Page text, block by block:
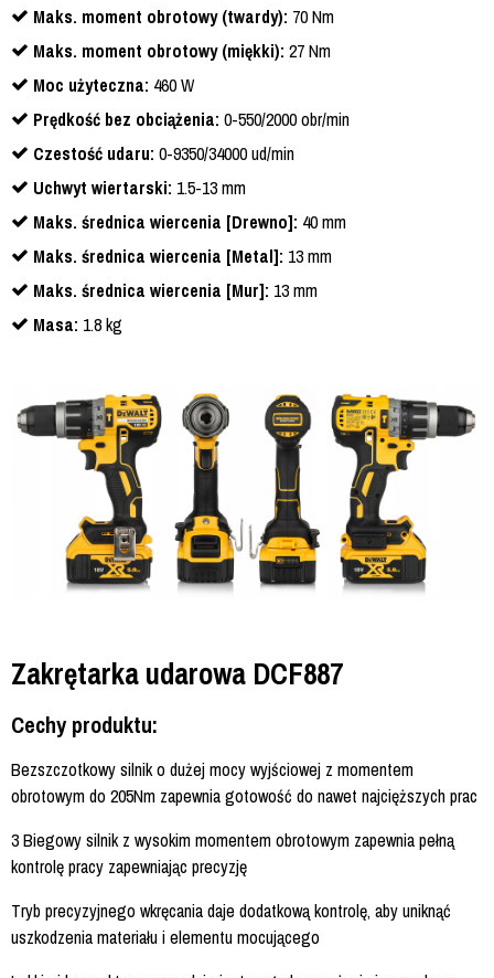
Maks. moment obrotowy (twardy): 70 Nm
Maks. moment obrotowy (miękki): 27 Nm
Moc użyteczna: 460 W
Prędkość bez obciążenia: 0-550/2000 obr/min
Czestość udaru: 0-9350/34000 ud/min
Uchwyt wiertarski: 1.5-13 mm
Maks. średnica wiercenia [Drewno]: 40 mm
Maks. średnica wiercenia [Metal]: 13 mm
Maks. średnica wiercenia [Mur]: 13 mm
Masa: 1.8 kg
Zakrętarka udarowa DCF887
Cechy produktu:
Bezszczotkowy silnik o dużej mocy wyjściowej z momentem
obrotowym do 205Nm zapewnia gotowość do nawet najcięższych prac
3 Biegowy silnik z wysokim momentem obrotowym zapewnia pełną
kontrolę pracy zapewniając precyzję
Tryb precyzyjnego wkręcania daje dodatkową kontrolę, aby uniknąć
uszkodzenia materiału i elementu mocującego